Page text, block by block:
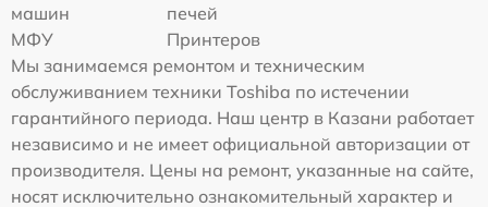
машин
печей
МФУ
Принтеров
Мы занимаемся ремонтом и техническим
обслуживанием техники Toshiba по истечении
гарантийного периода. Наш центр в Казани работает
независимо и не имеет официальной авторизации от
производителя. Цены на ремонт, указанные на сайте,
носят исключительно ознакомительный характер и